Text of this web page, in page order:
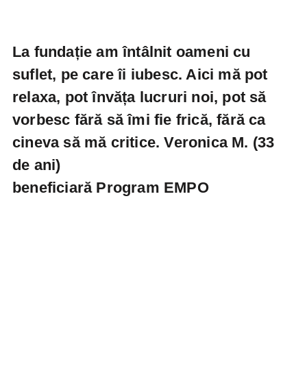
La fundație am întâlnit oameni cu
suflet, pe care îi iubesc. Aici mă pot
relaxa, pot învăța lucruri noi, pot să
vorbesc fără să îmi fie frică, fără ca
cineva să mă critice.Veronica M. (33
de ani)
beneficiară Program EMPO